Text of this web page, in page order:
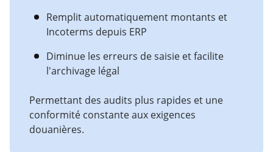
Remplit automatiquement montants et
Incoterms depuis ERP
Diminue les erreurs de saisie et facilite
l'archivage légal
Permettant des audits plus rapides et une
conformité constante aux exigences
douanières.